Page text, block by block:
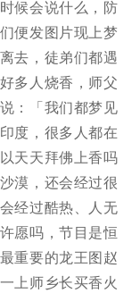
候会说什么，防
便发图片现上梦
去，徒弟们都遇
多人烧香，师父
：「我们都梦见
度，很多人都在
天天拜佛上香吗
漠，还会经过很
经过酷热、人无
愿吗，节目是恒
重要的龙王图赵
上师乡长买香火